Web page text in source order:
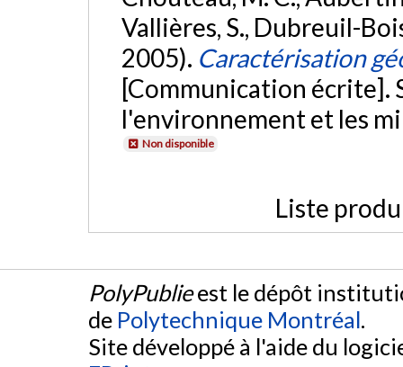
Vallières, S., Dubreuil-
2005). Caractérisation
[Communication écrite].
l'environnement et les
Non disponible
Liste
PolyPublieest le dépôt
de Polytechnique Montréal.
Site développé à l'aide du